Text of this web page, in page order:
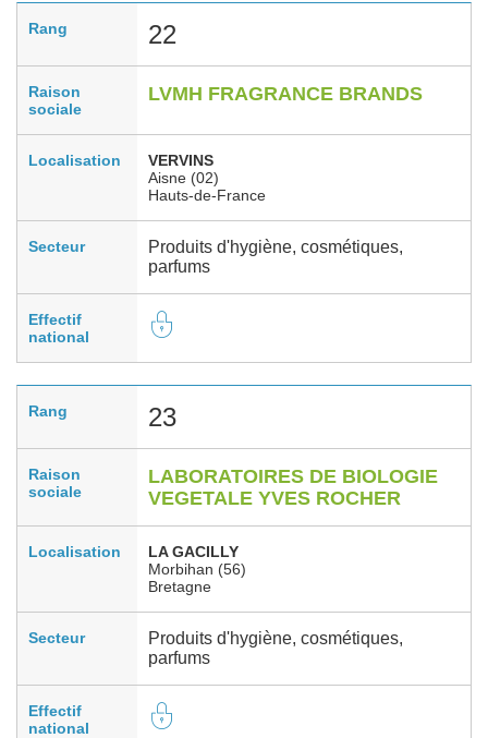
Rang 22
Raison
sociale
LVMH FRAGRANCE BRANDS
Localisation
VERVINS
Aisne (02)
Hauts-de-France
Secteur
Produits d'hygiène, cosmétiques,
parfums
Effectif
national
Rang 23
Raison
sociale
LABORATOIRES DE BIOLOGIE
VEGETALE YVES ROCHER
Localisation
LA GACILLY
Morbihan (56)
Bretagne
Secteur
Produits d'hygiène, cosmétiques,
parfums
Effectif
national